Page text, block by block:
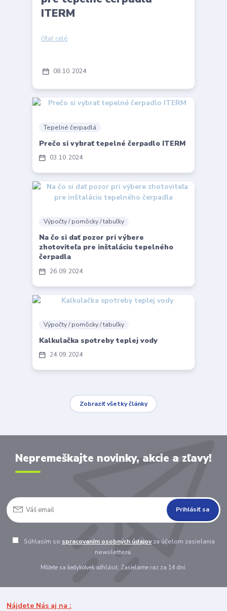
08 10 2024
ITERM
čítať celé
03 10 2024
Tepelné čerpadlá
Prečo si vybrať tepelné čerpadlo ITERM
26 09 2024
Výpočty / pomôcky / tabuľky
Na čo si dať pozor pri výbere
zhotoviteľa pre inštaláciu tepelného
čerpadla
24 09 2024
Výpočty / pomôcky / tabuľky
Kalkulačka spotreby teplej vody
Zobraziť všetky články
Nepremeškajte novinky, akcie a zľavy!
Prihlásiť sa
Súhlasím so spracovaním osobných údajovza účelom zasielania
newslettera.
Môžete sa kedykoľvek odhlásiť. Zasielame raz za 14 dní.
Nájdete Nás aj na :